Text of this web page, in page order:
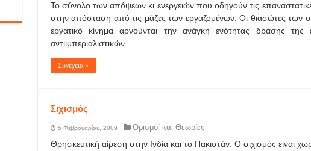
Το σύνολο των απόψεων κι ενεργειών που οδηγούν τις
στην απόσταση από τις μάζες των εργαζομένων. Οι θιασώτες των
εργατικό κίνημα αρνούνται την ανάγκη ενότητας δράσης
αντιιμπεριαλιστικών …
Συνέχεια »
Σιχισμός
5 Φεβρουαρίου, 2009 Ορισμοί και Θεωρίες
Θρησκευτική αίρεση στην Ινδία και το Πακιστάν. Ο σιχισμός είναι